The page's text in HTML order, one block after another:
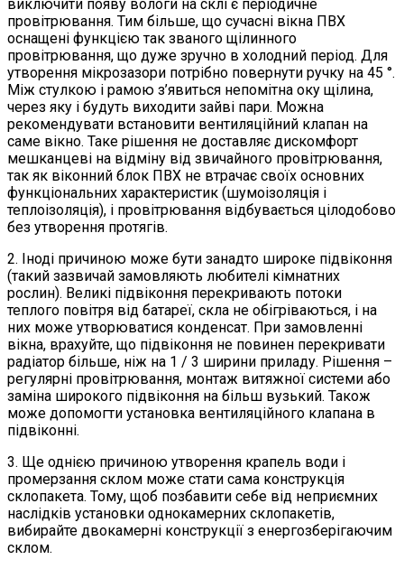
виключити появу вологи на склі є періодичне
провітрювання. Тим більше, що сучасні вікна ПВХ
оснащені функцією так званого щілинного
провітрювання, що дуже зручно в холодний період. Для
утворення мікрозазори потрібно повернути ручку на 45 °.
Між стулкою і рамою з’явиться непомітна оку щілина,
через яку і будуть виходити зайві пари. Можна
рекомендувати встановити вентиляційний клапан на
саме вікно. Таке рішення не доставляє дискомфорт
мешканцеві на відміну від звичайного провітрювання,
так як віконний блок ПВХ не втрачає своїх основних
функціональних характеристик (шумоізоляція і
теплоізоляція), і провітрювання відбувається цілодобово
без утворення протягів.
2. Іноді причиною може бути занадто широке підвіконня
(такий зазвичай замовляють любителі кімнатних
рослин). Великі підвіконня перекривають потоки
теплого повітря від батареї, скла не обігріваються, і на
них може утворюватися конденсат. При замовленні
вікна, врахуйте, що підвіконня не повинен перекривати
радіатор більше, ніж на 1 / 3 ширини приладу. Рішення –
регулярні провітрювання, монтаж витяжної системи або
заміна широкого підвіконня на більш вузький. Також
може допомогти установка вентиляційного клапана в
підвіконні.
3. Ще однією причиною утворення крапель води і
промерзання склом може стати сама конструкція
склопакета. Тому, щоб позбавити себе від неприємних
наслідків установки однокамерних склопакетів,
вибирайте двокамерні конструкції з енергозберігаючим
склом.